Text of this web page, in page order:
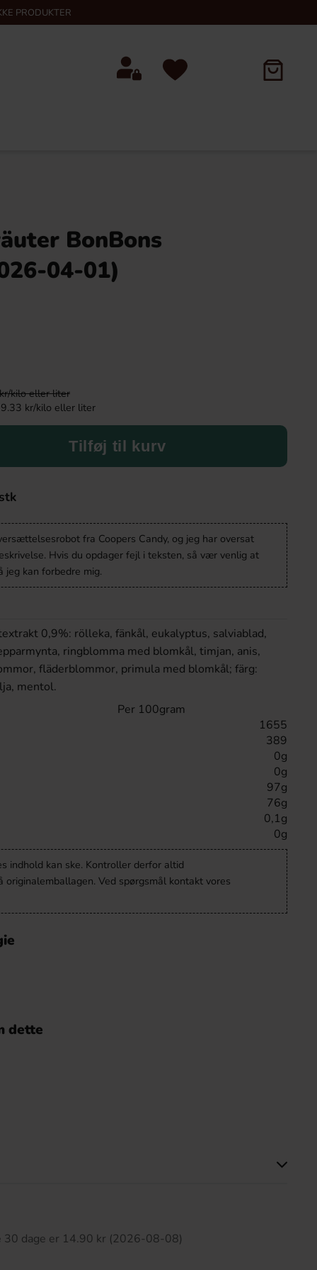
PRODUKTER
BonBons
04-01)
kilo eller liter
kr/kilo eller liter
Tilføj til kurv
fra Coopers Candy, og jeg har oversat
Hvis du opdager fejl i teksten, så vær venlig at
jeg kan forbedre mig.
0,9%: rölleka, fänkål, eukalyptus, salviablad,
ringblomma med blomkål, timjan, anis,
fläderblommor, primula med blomkål; färg:
mentol.
Per 100gram
1655
389
0g
0g
97g
76g
0,1g
0g
indhold kan ske. Kontroller derfor altid
originalemballagen. Ved spørgsmål kontakt vores
dette
30 dage er 14.90 kr (2026-08-08)